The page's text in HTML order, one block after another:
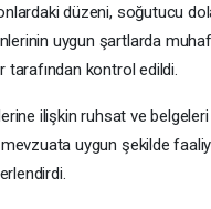
düzeni, soğutucu
uygun şartlarda
tarafından kontrol edildi.
ilişkin ruhsat ve
uygun şekilde